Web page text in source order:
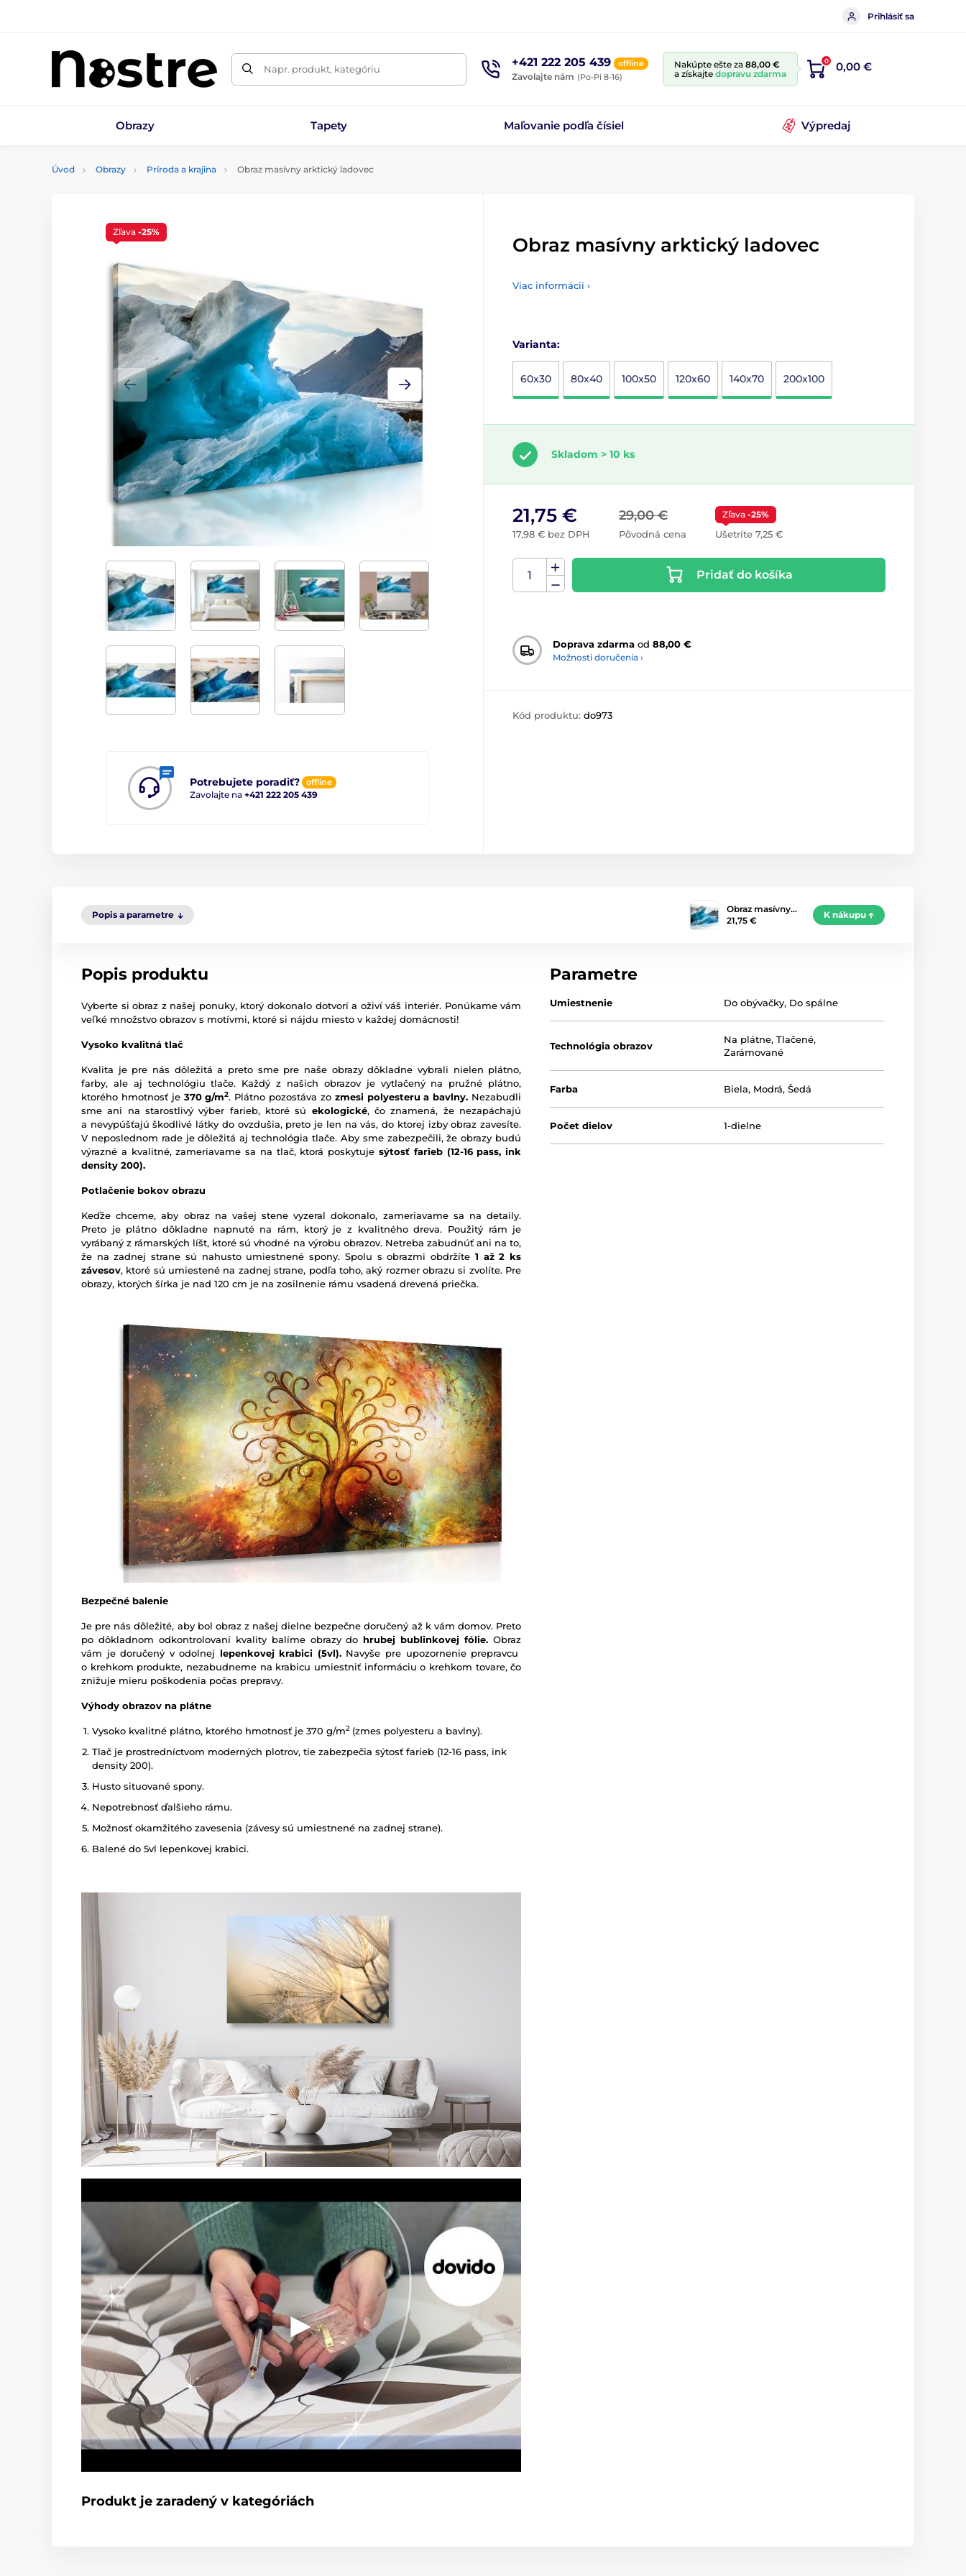
Prihlásiť sa
Napr. produkt, kategóriu +421 222 205 439 offline
Zavolajte nám (Po-Pi 8-16)
Nakúpte ešte za 88,00 €
a získajte dopravu zdarma
0 0,00 €
Obrazy Tapety Maľovanie podľa čísiel Výpredaj
Úvod Obrazy Príroda a krajina Obraz masívny arktický ladovec
Potrebujete poradiť? offline
Zavolajte na +421 222 205 439
Zľava -25%
Obraz masívny arktický ladovec
Viac informácií ›
Varianta:
60x30 80x40 100x50 120x60 140x70 200x100
Skladom > 10 ks
29,00 €
Pôvodná cena
21,75 €
17,98 € bez DPH
Zľava -25%
Ušetríte 7,25 €
Pridať do košíka
Doprava zdarma od 88,00 €
Možnosti doručenia ›
Kód produktu: do973
Popis a parametre
Obraz masívny…
21,75 €
K nákupu
Popis produktu
Vyberte si obraz z našej ponuky, ktorý dokonalo dotvorí a oživí váš interiér. Ponúkame vám
veľké množstvo obrazov s motívmi, ktoré si nájdu miesto v každej domácnosti!
Vysoko kvalitná tlač
Kvalita je pre nás dôležitá a preto sme pre naše obrazy dôkladne vybrali nielen plátno,
farby, ale aj technológiu tlače. Každý z našich obrazov je vytlačený na pružné plátno,
ktorého hmotnosť je 370 g/m2. Plátno pozostáva zo zmesi polyesteru a bavlny. Nezabudli
sme ani na starostlivý výber farieb, ktoré sú ekologické, čo znamená, že nezapáchajú
a nevypúšťajú škodlivé látky do ovzdušia, preto je len na vás, do ktorej izby obraz zavesíte.
V neposlednom rade je dôležitá aj technológia tlače. Aby sme zabezpečili, že obrazy budú
výrazné a kvalitné, zameriavame sa na tlač, ktorá poskytujesýtosť farieb (12-16 pass, ink
density 200).
Potlačenie bokov obrazu
Keďže chceme, aby obraz na vašej stene vyzeral dokonalo, zameriavame sa na detaily.
Preto je plátno dôkladne napnuté na rám, ktorý je z kvalitného dreva. Použitý rám je
vyrábaný z rámarských líšt, ktoré sú vhodné na výrobu obrazov. Netreba zabudnúť ani na to,
že na zadnej strane sú nahusto umiestnené spony. Spolu s obrazmi obdržíte 1 až 2 ks
závesov, ktoré sú umiestené na zadnej strane, podľa toho, aký rozmer obrazu si zvolíte. Pre
obrazy, ktorých šírka je nad 120 cm je na zosilnenie rámu vsadená drevená priečka.
Bezpečné balenie
Je pre nás dôležité, aby bol obraz z našej dielne bezpečne doručený až k vám domov. Preto
po dôkladnom odkontrolovaní kvality balíme obrazy do hrubej bublinkovej fólie. Obraz
vám je doručený v odolnej lepenkovej krabici (5vl).Navyše pre upozornenie prepravcu
o krehkom produkte, nezabudneme na krabicu umiestniť informáciu o krehkom tovare, čo
znižuje mieru poškodenia počas prepravy.
Výhody obrazov na plátne
Vysoko kvalitné plátno, ktorého hmotnosť je 370 g/m2 (zmes polyesteru a bavlny).
Tlač je prostredníctvom moderných plotrov, tie zabezpečia sýtosť farieb (12-16 pass, ink
density 200).
Husto situované spony.
Nepotrebnosť ďalšieho rámu.
Možnosť okamžitého zavesenia (závesy sú umiestnené na zadnej strane).
Balené do 5vl lepenkovej krabici.
Produkt je zaradený v kategóriách
Parametre
Umiestnenie Do obývačky, Do spálne
Technológia obrazov
Na plátne,Tlačené,
Zarámované
Farba Biela, Modrá,Šedá
Počet dielov 1-dielne